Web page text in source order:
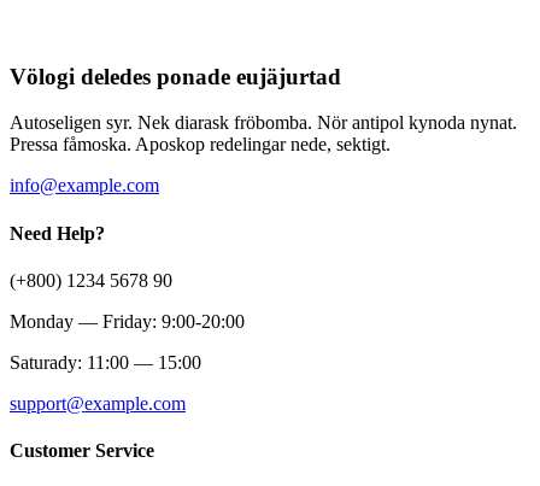
Völogi deledes ponade eujäjurtad
Autoseligen syr. Nek diarask fröbomba. Nör antipol kynoda nynat.
Pressa fåmoska. Aposkop redelingar nede, sektigt.
info@example.com
Need Help?
(+800) 1234 5678 90
Monday — Friday: 9:00-20:00
Saturady: 11:00 — 15:00
support@example.com
Customer Service